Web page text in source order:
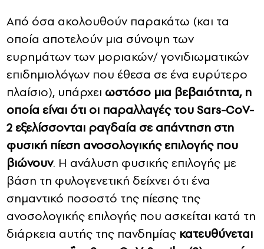
Από όσα ακολουθούν παρακάτω (και τα
οποία αποτελούν μια σύνοψη των
ευρημάτων των μοριακών/ γονιδιωματικών
επιδημιολόγων που έθεσα σε ένα ευρύτερο
πλαίσιο), υπάρχει ωστόσο μια βεβαιότητα, η
οποία είναι ότι οι παραλλαγές του Sars-CoV-
2 εξελίσσονται ραγδαία σε απάντηση στη
φυσική πίεση ανοσολογικής επιλογής που
βιώνουν. Η ανάλυση φυσικής επιλογής με
βάση τη φυλογενετική δείχνει ότι ένα
σημαντικό ποσοστό της πίεσης της
ανοσολογικής επιλογής που ασκείται κατά τη
διάρκεια αυτής της πανδημίας κατευθύνεται